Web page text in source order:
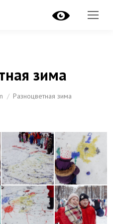
зима
Разноцветная зима